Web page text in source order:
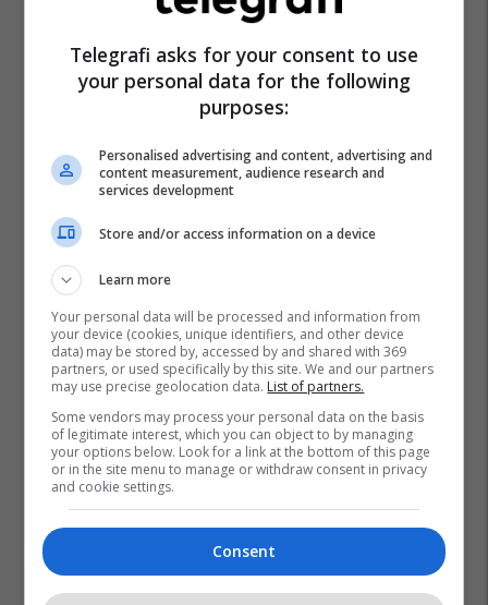
Policia E Kosovës Vdekja
Telegrafi asks for your consent to use
your personal data for the following
purposes:
Personalised advertising and content, advertising and
content measurement, audience research and
services development
Store and/or access information on a device
Learn more
Your personal data will be processed and information from
your device (cookies, unique identifiers, and other device
data) may be stored by, accessed by and shared with 369
partners, or used specifically by this site. We and our partners
may use precise geolocation data. List of partners.
Some vendors may process your personal data on the basis
of legitimate interest, which you can object to by managing
your options below. Look for a link at the bottom of this page
or in the site menu to manage or withdraw consent in privacy
and cookie settings.
Consent